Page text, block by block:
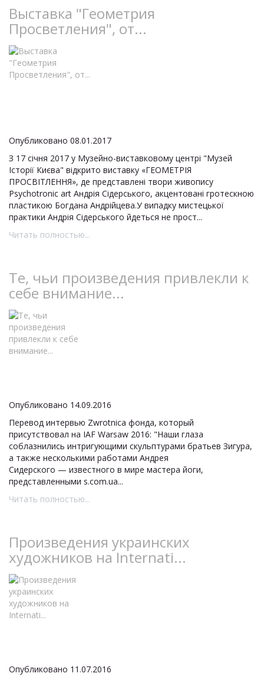
Выставка "Геометрия
Просветления", от...
Опубликовано 08.01.2017
З 17 січня 2017 у Музейно-виставковому центрі "Музей
Історії Києва" відкрито виставку «ГЕОМЕТРІЯ
ПРОСВІТЛЕННЯ», де представлені твори живопису
Psychotronic art Андрія Сідерського, акцентовані гротескною
пластикою Богдана Андрійцева.У випадку мистецької
практики Андрія Сідерського йдеться не прост...
Читать полностью...
Те, чьи произведения привлекли к
себе внимание...
Опубликовано 14.09.2016
Перевод интервью Zwrotnica фонда, который
присутствовал на IAF Warsaw 2016: "Наши глаза
соблазнились интригующими скульптурами братьев Зигура,
а также несколькими работами Андрея
Сидерского — известного в мире мастера йоги,
представленными s.com.ua...
Читать полностью...
Произведения украинских
художников на Internati...
Опубликовано 11.07.2016